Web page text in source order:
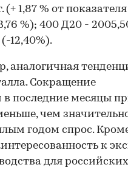
1,87 % от показателя
%); 400 Д20 -
12,40%).
аналогичная
Сокращение
последние месяцы
чем
годом спрос.
к
для российских